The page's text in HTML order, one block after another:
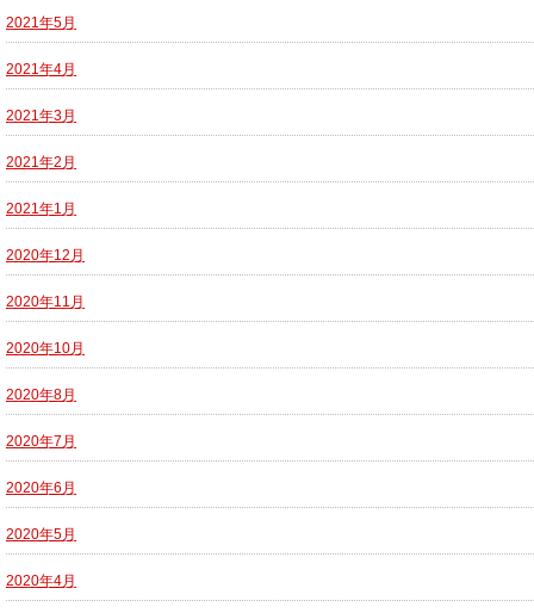
2021年5月
2021年4月
2021年3月
2021年2月
2021年1月
2020年12月
2020年11月
2020年10月
2020年8月
2020年7月
2020年6月
2020年5月
2020年4月